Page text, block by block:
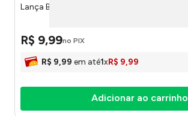
Lança Bolhas Spiderman Ref.YD764 Etitoys
R$ 9,99no PIX
R$ 9,99 em até1xR$ 9,99
Adicionar ao carrinho